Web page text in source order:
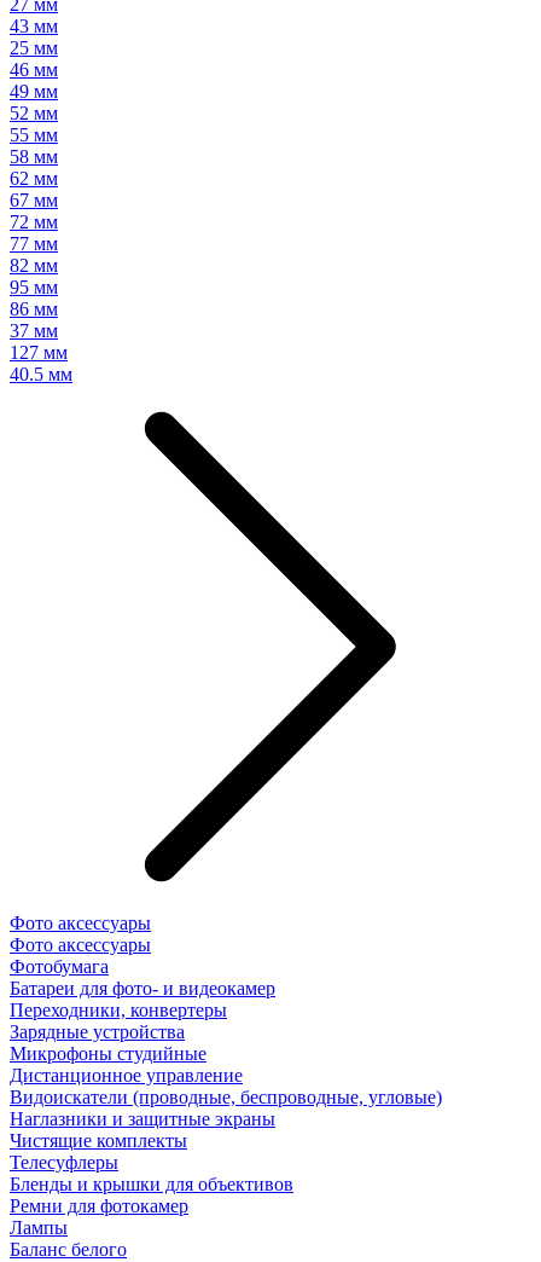
27 мм
43 мм
25 мм
46 мм
49 мм
52 мм
55 мм
58 мм
62 мм
67 мм
72 мм
77 мм
82 мм
95 мм
86 мм
37 мм
127 мм
40.5 мм
Фото аксессуары
Фото аксессуары
Фотобумага
Батареи для фото- и видеокамер
Переходники, конвертеры
Зарядные устройства
Микрофоны студийные
Дистанционное управление
Видоискатели (проводные, беспроводные, угловые)
Наглазники и защитные экраны
Чистящие комплекты
Телесуфлеры
Бленды и крышки для объективов
Ремни для фотокамер
Лампы
Баланс белого